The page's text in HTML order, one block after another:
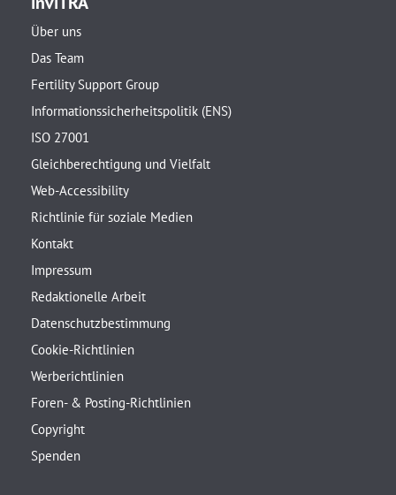
Über uns
Das Team
Fertility Support Group
Informationssicherheitspolitik (ENS)
ISO 27001
Gleichberechtigung und Vielfalt
Web-Accessibility
Richtlinie für soziale Medien
Kontakt
Impressum
Redaktionelle Arbeit
Datenschutzbestimmung
Cookie-Richtlinien
Werberichtlinien
Foren- & Posting-Richtlinien
Copyright
Spenden